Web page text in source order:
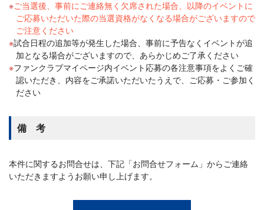
ご当選後、事前にご連絡無く欠席された場合、以降のイベントに
ご応募いただいた際の当選資格がなくなる場合がございますので
ご注意ください
試合日程の追加等が発生した場合、事前に予告なくイベントが追
加となる場合がございますので、あらかじめご了承ください
ファンクラブマイページ内イベント応募の各注意事項をよくご確
認いただき、内容をご承諾いただいたうえで、ご応募・ご参加く
ださい
備 考
本件に関するお問合せは、下記「お問合せフォーム」からご連絡
いただきますようお願い申し上げます。